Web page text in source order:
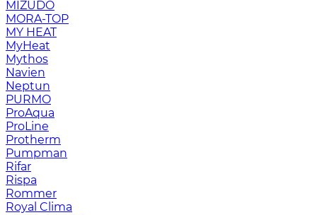
MIZUDO
MORA-TOP
MY HEAT
MyHeat
Mythos
Navien
Neptun
PURMO
ProAqua
ProLine
Protherm
Pumpman
Rifar
Rispa
Rommer
Royal Clima